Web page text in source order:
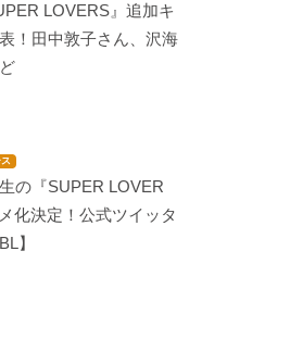
LOVERS』追加キ
！田中敦子さん、沢海
の『SUPER LOVER
化決定！公式ツイッタ
】